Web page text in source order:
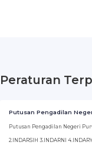
Peraturan
Putusan Pengadilan
Putusan Pengadilan Negeri
2.INDARSIH 3.INDARNI